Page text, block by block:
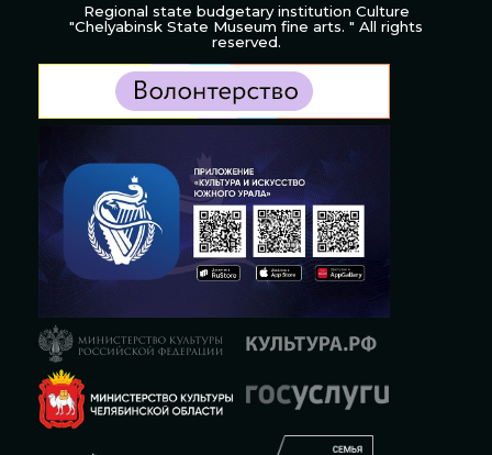
Regional state budgetary institution Culture
"Chelyabinsk State Museum fine arts. " All rights
reserved.